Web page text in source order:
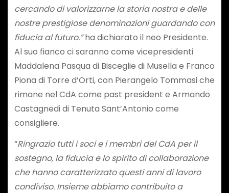
cercando di valorizzarne la storia nostra e delle
nostre prestigiose denominazioni guardando con
fiducia al futuro.”ha dichiarato il neo Presidente.
Al suo fianco ci saranno come vicepresidenti
Maddalena Pasqua di Bisceglie di Musella e Franco
Piona di Torre d’Orti, con Pierangelo Tommasi che
rimane nel CdA come past president e Armando
Castagnedi di Tenuta Sant’Antonio come
consigliere.
“Ringrazio tutti i soci e i membri del CdA per il
sostegno, la fiducia e lo spirito di collaborazione
che hanno caratterizzato questi anni di lavoro
condiviso. Insieme abbiamo contribuito a